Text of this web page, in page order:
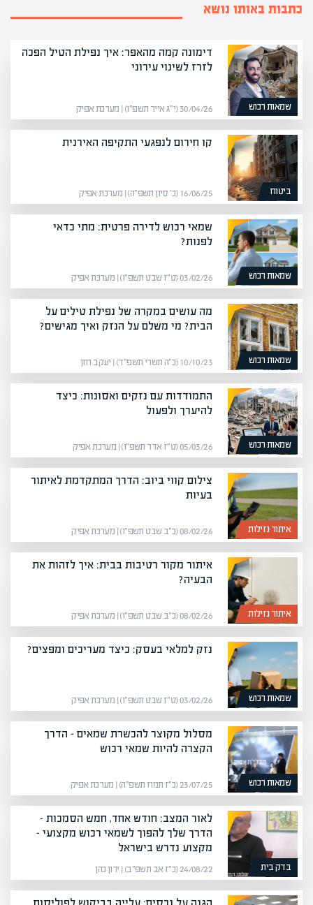
כתבות באותו נושא
שמאות רכוש
דימונה קמה מהאפר: איך נפילת הטיל הפכה
לזרז לשינוי עירוני
30/04/26 (י״ג אייר תשפ״ו) | מערכת אפיק
ביטוח
קו חירום לנפגעי התקיפה האירנית
16/06/25 (כ׳ סיון תשפ״ה) | מערכת אפיק
שמאות רכוש
שמאי רכוש לדירה פרטית: מתי כדאי
לפנות?
03/02/26 (ט״ז שבט תשפ״ו) | מערכת אפיק
שמאות רכוש
מה עושים במקרה של נפילת טילים על
הבית? מי משלם על הנזק ואיך מגישים?
10/10/23 (כ״ה תשרי תשפ״ד) | יעקב חזן
שמאות רכוש
התמודדות עם נזקים ואסונות: כיצד
להיערך ולפעול
05/03/26 (ט״ז אדר תשפ״ו) | מערכת אפיק
איתור נזילות
צילום קווי ביוב: הדרך המתקדמת לאיתור
בעיות
08/02/26 (כ״ב שבט תשפ״ו) | מערכת אפיק
איתור נזילות
איתור מקור רטיבות בבית: איך לזהות את
הבעיה?
08/02/26 (כ״ב שבט תשפ״ו) | מערכת אפיק
שמאות רכוש
נזק למלאי בעסק: כיצד מעריכים ומפצים?
03/02/26 (ט״ז שבט תשפ״ו) | מערכת אפיק
שמאות רכוש
מסלול מקוצר להכשרת שמאים – הדרך
הקצרה להיות שמאי רכוש
23/07/25 (כ״ז תמוז תשפ״ה) | מערכת אפיק
בדק בית
לאור המצב: חודש אחד, חמש הסמכות –
הדרך שלך להפוך לשמאי רכוש מקצועי –
מקצוע נדרש בישראל
24/08/22 (כ״ז אב תשפ״ב) | ירון כהן